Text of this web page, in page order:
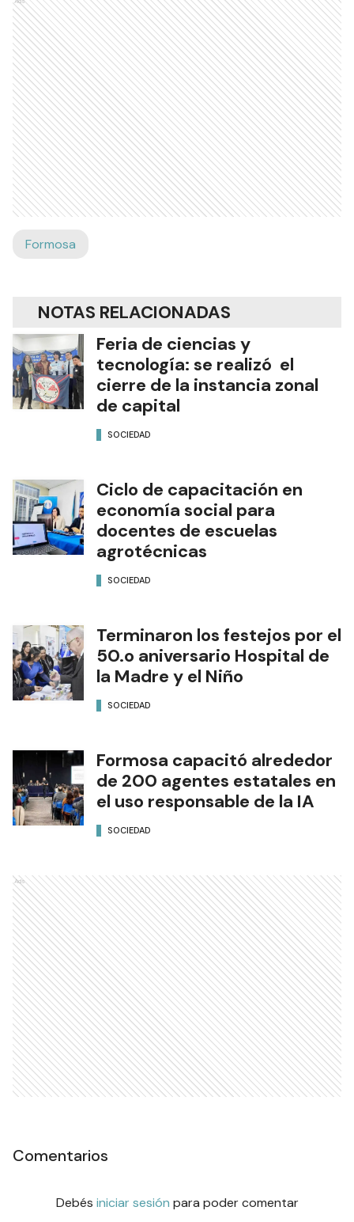
Formosa
NOTAS RELACIONADAS
Feria de ciencias y
tecnología: se realizó el
cierre de la instancia zonal
de capital
SOCIEDAD
Ciclo de capacitación en
economía social para
docentes de escuelas
agrotécnicas
SOCIEDAD
Terminaron los festejos por el
50.o aniversario Hospital de
la Madre y el Niño
SOCIEDAD
Formosa capacitó alrededor
de 200 agentes estatales en
el uso responsable de la IA
SOCIEDAD
Ads
Comentarios
Debés iniciar sesión para poder comentar